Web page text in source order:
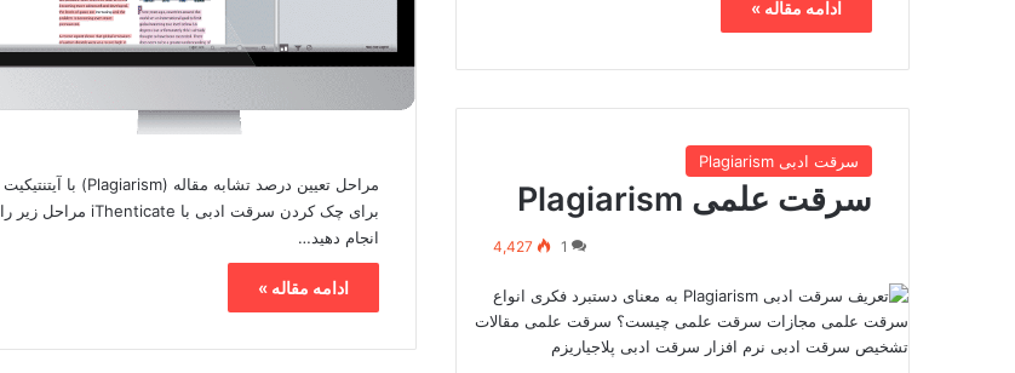
ادامه مقاله »
مراحل تعیین درصد تشابه مقاله (Plagiarism) با آیتنتیکیت
برای چک کردن سرقت ادبی با iThenticate مراحل زیر را
انجام دهید…
ادامه مقاله »
سرقت ادبی Plagiarism
سرقت علمی Plagiarism
1
4,427